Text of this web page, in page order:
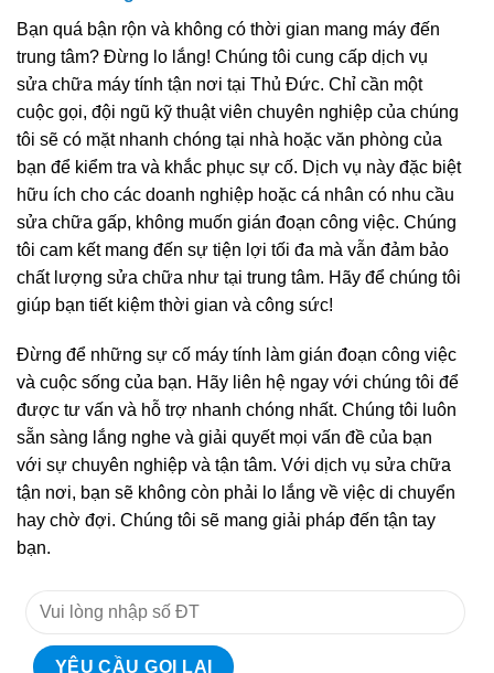
Bạn quá bận rộn và không có thời gian mang máy đến
trung tâm? Đừng lo lắng! Chúng tôi cung cấp dịch vụ
sửa chữa máy tính tận nơi tại Thủ Đức. Chỉ cần một
cuộc gọi, đội ngũ kỹ thuật viên chuyên nghiệp của chúng
tôi sẽ có mặt nhanh chóng tại nhà hoặc văn phòng của
bạn để kiểm tra và khắc phục sự cố. Dịch vụ này đặc biệt
hữu ích cho các doanh nghiệp hoặc cá nhân có nhu cầu
sửa chữa gấp, không muốn gián đoạn công việc. Chúng
tôi cam kết mang đến sự tiện lợi tối đa mà vẫn đảm bảo
chất lượng sửa chữa như tại trung tâm. Hãy để chúng tôi
giúp bạn tiết kiệm thời gian và công sức!
Đừng để những sự cố máy tính làm gián đoạn công việc
và cuộc sống của bạn. Hãy liên hệ ngay với chúng tôi để
được tư vấn và hỗ trợ nhanh chóng nhất. Chúng tôi luôn
sẵn sàng lắng nghe và giải quyết mọi vấn đề của bạn
với sự chuyên nghiệp và tận tâm. Với dịch vụ sửa chữa
tận nơi, bạn sẽ không còn phải lo lắng về việc di chuyển
hay chờ đợi. Chúng tôi sẽ mang giải pháp đến tận tay
bạn.